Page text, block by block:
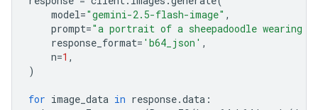
model="gemini-2.5-flash-image" ,
prompt="a portrait of a sheepadoodle wearing a
response_format= 'b64_json' ,
n=1 ,
)
for image_data in response.data :